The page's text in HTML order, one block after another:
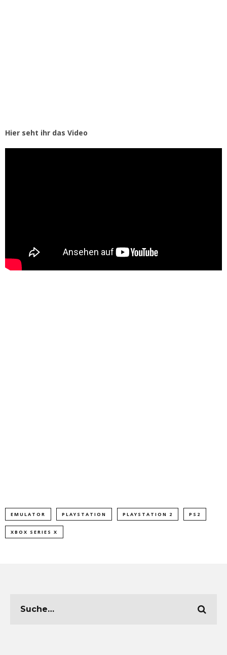
Hier seht ihr das Video
EMULATOR PLAYSTATION PLAYSTATION 2 PS2
XBOX SERIES X